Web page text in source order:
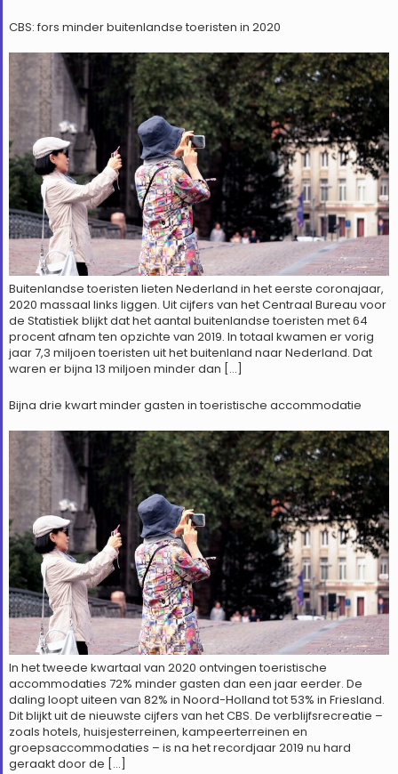
CBS: fors minder buitenlandse toeristen in 2020
Buitenlandse toeristen lieten Nederland in het eerste coronajaar,
2020 massaal links liggen. Uit cijfers van het Centraal Bureau voor
de Statistiek blijkt dat het aantal buitenlandse toeristen met 64
procent afnam ten opzichte van 2019. In totaal kwamen er vorig
jaar 7,3 miljoen toeristen uit het buitenland naar Nederland. Dat
waren er bijna 13 miljoen minder dan […]
Bijna drie kwart minder gasten in toeristische accommodatie
In het tweede kwartaal van 2020 ontvingen toeristische
accommodaties 72% minder gasten dan een jaar eerder. De
daling loopt uiteen van 82% in Noord-Holland tot 53% in Friesland.
Dit blijkt uit de nieuwste cijfers van het CBS. De verblijfsrecreatie –
zoals hotels, huisjesterreinen, kampeerterreinen en
groepsaccommodaties – is na het recordjaar 2019 nu hard
geraakt door de […]